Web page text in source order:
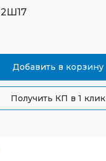
2Ш17
Добавить в корзину
Получить КП в 1 клик